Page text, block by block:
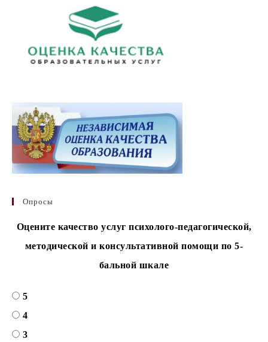
Опросы
Оцените качество услуг психолого-педагогической,
методической и консультативной помощи по 5-
бальной шкале
5
4
3